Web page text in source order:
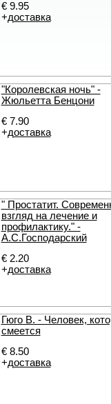
€ 9.95
+доставка
"Королевская ночь" -
Жюльетта Бенцони
€ 7.90
+доставка
" Простатит.
взгляд на лечение и
профилактику." -
А.С.Господарский
€ 2.20
+доставка
Гюго В. - Человек,
смеется
€ 8.50
+доставка